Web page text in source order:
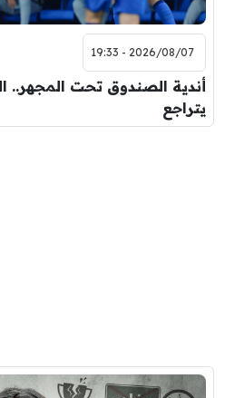
2026/08/07 - 19:33
أندية الصندوق تحت المجهر..
يتراجع